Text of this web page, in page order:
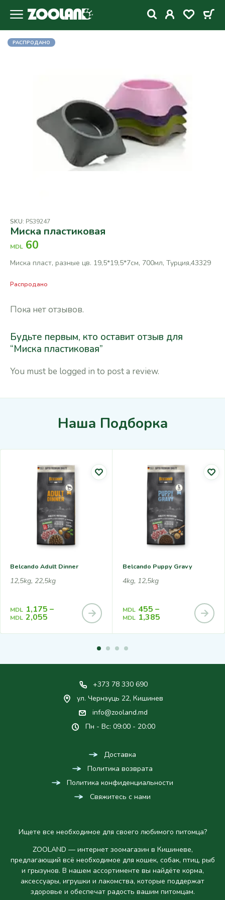
РАСПРОДАНО
SKU: PS39247
Миска пластиковая
MDL 60
Миска пласт, разные цв. 19,5*19,5*7см, 700мл, Турция,43329
Распродано
Пока нет отзывов.
Будьте первым, кто оставит отзыв для
“Миска пластиковая”
You must be logged in to post a review.
Наша Подборка
Belcando Adult Dinner
12,5kg, 22,5kg
MDL 1,175 –
MDL 2,055
Belcando Puppy Gravy
4kg, 12,5kg
MDL 455 –
MDL 1,385
+373 78 330 690
ул. Чернэуць 22, Кишинев
info@zooland.md
Пн - Вс: 09:00 - 20:00
Доставка
Политика возврата
Политика конфиденциальности
Свяжитесь с нами
Ищете все необходимое для своего любимого питомца?
ZOOLAND — интернет зоомагазин в Кишиневе,
предлагающий всё необходимое для кошек, собак, птиц, рыб
и грызунов. В нашем ассортименте вы найдёте корма,
аксессуары, игрушки и лакомства, которые поддержат
здоровье и обеспечат радость вашим питомцам.